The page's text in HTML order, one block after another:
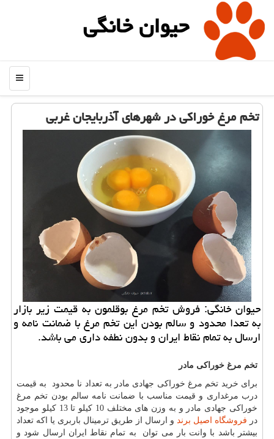
حیوان خانگی
منو
تخم مرغ خوراكی در شهرهای آذربایجان غربی
حیوان خانگی: فروش تخم مرغ بوقلمون به قیمت زیر بازار
به تعدا محدود و سالم بودن این تخم مرغ با ضمانت نامه و
ارسال به تمام نقاط ایران و بدون نطفه داری می باشد.
تخم مرغ خوراکی مادر
برای خرید تخم مرغ خوراکی جهادی مادر به تعداد نا محدود به قیمت
درب مرغداری و قیمت مناسب با ضمانت نامه سالم بودن تخم مرغ
خوراکی جهادی مادر و به وزن های مختلف 10 کیلو تا 13 کیلو موجود
در فروشگاه اصیل برند و ارسال از طریق ترمینال باربری یا اکه تعداد
بیشتر باشد با وانت بار می توان به تمام نقاط ایران ارسال شود و